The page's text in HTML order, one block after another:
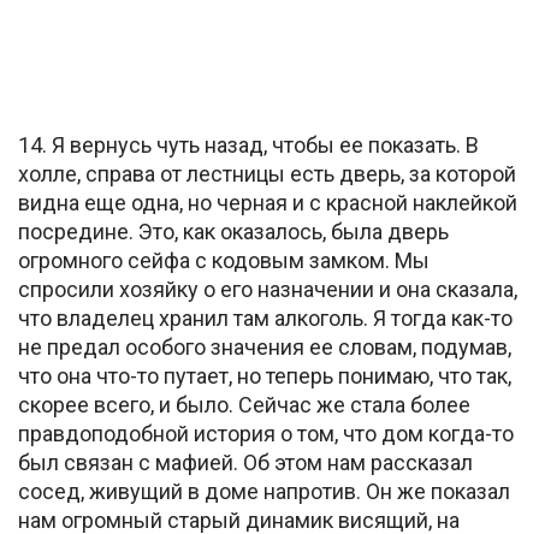
14. Я вернусь чуть назад, чтобы ее показать. В
холле, справа от лестницы есть дверь, за которой
видна еще одна, но черная и с красной наклейкой
посредине. Это, как оказалось, была дверь
огромного сейфа с кодовым замком. Мы
спросили хозяйку о его назначении и она сказала,
что владелец хранил там алкоголь. Я тогда как-то
не предал особого значения ее словам, подумав,
что она что-то путает, но теперь понимаю, что так,
скорее всего, и было. Сейчас же стала более
правдоподобной история о том, что дом когда-то
был связан с мафией. Об этом нам рассказал
сосед, живущий в доме напротив. Он же показал
нам огромный старый динамик висящий, на